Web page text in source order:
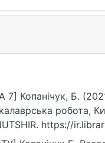
7] Копанічук, Б.
робота,
https://